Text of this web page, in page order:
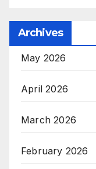
Archives
May 2026
April 2026
March 2026
February 2026